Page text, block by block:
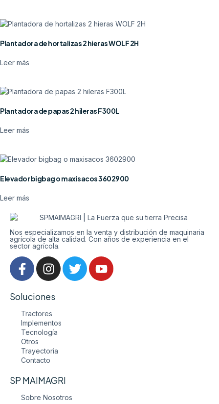
Plantadora de hortalizas 2 hieras WOLF 2H
Leer más
Plantadora de papas 2 hileras F300L
Leer más
Elevador bigbag o maxisacos 3602900
Leer más
Nos especializamos en la venta y distribución de maquinaria
agrícola de alta calidad. Con años de experiencia en el
sector agrícola.
Soluciones
Tractores
Implementos
Tecnología
Otros
Trayectoria
Contacto
SP MAIMAGRI
Sobre Nosotros